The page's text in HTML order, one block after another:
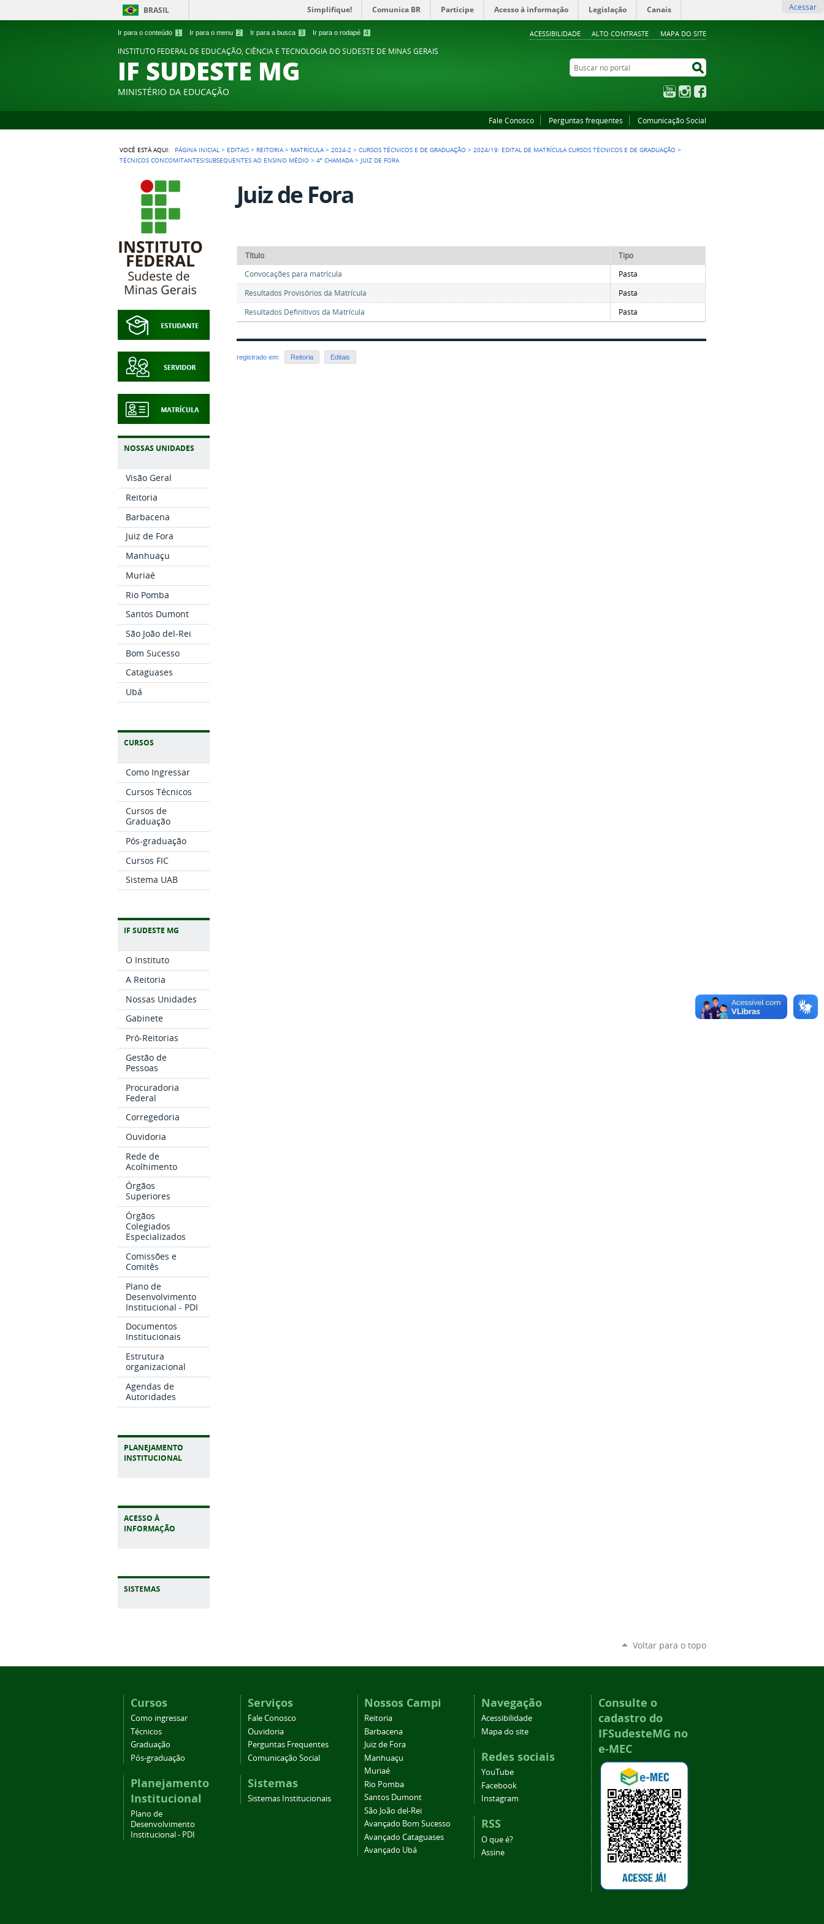
Ir para o conteúdo 1 Ir para o menu 2 Ir para a busca 3 Ir para o rodapé 4 ACESSIBILIDADE ALTO CONTRASTE MAPA DO SITE
BRASIL Simplifique! Comunica BR Participe Acesso à informação Legislação Canais Acessar
INSTITUTO FEDERAL DE EDUCAÇÃO, CIÊNCIA E TECNOLOGIA DO SUDESTE DE MINAS GERAIS
IF SUDESTE MG
MINISTÉRIO DA EDUCAÇÃO
Buscar no portal
YouTubeInstagram
Fale Conosco Perguntas frequentes Comunicação Social
VOCÊ ESTÁ AQUI: PÁGINA INICIAL > EDITAIS > REITORIA > MATRÍCULA >2024-2 >CURSOS TÉCNICOS E DE GRADUAÇÃO >2024/19: EDITAL DE MATRÍCULA CURSOS TÉCNICOS E DE GRADUAÇÃO >
TÉCNICOS CONCOMITANTES/SUBSEQUENTES AO ENSINO MÉDIO >4ª CHAMADA > JUIZ DE FORA
NOSSAS UNIDADES
Visão Geral
Reitoria
Barbacena
Juiz de Fora
Manhuaçu
Muriaé
Rio Pomba
Santos Dumont
São João del-Rei
Bom Sucesso
Cataguases
Ubá
CURSOS
Como Ingressar
Cursos Técnicos
Cursos de
Graduação
Pós-graduação
Cursos FIC
Sistema UAB
IF SUDESTE MG
O Instituto
A Reitoria
Nossas Unidades
Gabinete
Pró-Reitorias
Gestão de
Pessoas
Procuradoria
Federal
Corregedoria
Ouvidoria
Rede de
Acolhimento
Órgãos
Superiores
Órgãos
Colegiados
Especializados
Comissões e
Comitês
Plano de
Desenvolvimento
Institucional - PDI
Documentos
Institucionais
Estrutura
organizacional
Agendas de
Autoridades
PLANEJAMENTO
INSTITUCIONAL
ACESSO À
INFORMAÇÃO
Juiz de Fora
Título
Tipo
Convocações para matrícula
Pasta
Resultados Provisórios da Matrícula
Pasta
Resultados Definitivos da Matrícula
Pasta
registrado em: Reitoria Editais
Voltar para o topo
Cursos
Como ingressar
Técnicos
Graduação
Pós-graduação
Planejamento
Institucional
Plano de
Desenvolvimento
Institucional - PDI
Serviços
Fale Conosco
Ouvidoria
Perguntas Frequentes
Comunicação Social
Sistemas
Sistemas Institucionais
Nossos Campi
Reitoria
Barbacena
Juiz de Fora
Manhuaçu
Muriaé
Rio Pomba
Santos Dumont
São João del-Rei
Avançado Bom Sucesso
Avançado Cataguases
Avançado Ubá
Navegação
Acessibilidade
Mapa do site
Redes sociais
YouTube
Facebook
Instagram
RSS
O que é?
Assine
Consulte o
cadastro do
IFSudesteMG no
e-MEC